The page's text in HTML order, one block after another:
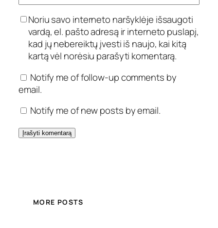
Noriu savo interneto naršyklėje išsaugoti
vardą, el. pašto adresą ir interneto puslapį,
kad jų nebereiktų įvesti iš naujo, kai kitą
kartą vėl norėsiu parašyti komentarą.
Notify me of follow-up comments by
email.
Notify me of new posts by email.
MORE POSTS